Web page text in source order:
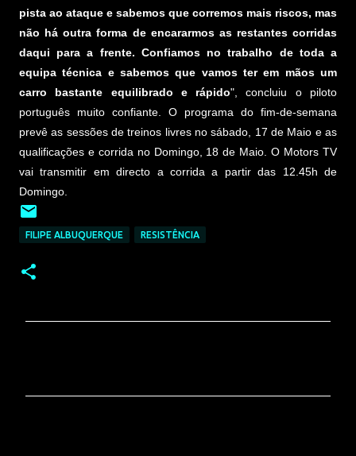
pista ao ataque e sabemos que corremos mais riscos, mas
não há outra forma de encararmos as restantes corridas
daqui para a frente. Confiamos no trabalho de toda a
equipa técnica e sabemos que vamos ter em mãos um
carro bastante equilibrado e rápido", concluiu o piloto
português muito confiante. O programa do fim-de-semana
prevê as sessões de treinos livres no sábado, 17 de Maio e as
qualificações e corrida no Domingo, 18 de Maio. O Motors TV
vai transmitir em directo a corrida a partir das 12.45h de
Domingo.
FILIPE ALBUQUERQUE RESISTÊNCIA